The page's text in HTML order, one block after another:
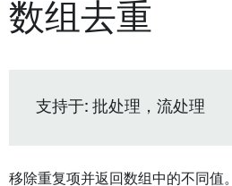
数组去重
支持于: 批处理，流处理
移除重复项并返回数组中的不同值。